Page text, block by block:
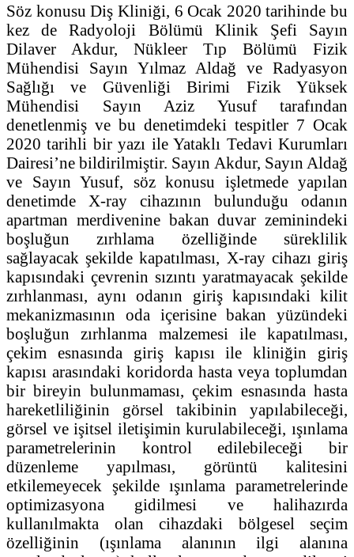
Söz konusu Diş Kliniği, 6 Ocak 2020 tarihinde bu
kez de Radyoloji Bölümü Klinik Şefi Sayın
Dilaver Akdur, Nükleer Tıp Bölümü Fizik
Mühendisi Sayın Yılmaz Aldağ ve Radyasyon
Sağlığı ve Güvenliği Birimi Fizik Yüksek
Mühendisi Sayın Aziz Yusuf tarafından
denetlenmiş ve bu denetimdeki tespitler 7 Ocak
2020 tarihli bir yazı ile Yataklı Tedavi Kurumları
Dairesi’ne bildirilmiştir. Sayın Akdur, Sayın Aldağ
ve Sayın Yusuf, söz konusu işletmede yapılan
denetimde X-ray cihazının bulunduğu odanın
apartman merdivenine bakan duvar zeminindeki
boşluğun zırhlama özelliğinde süreklilik
sağlayacak şekilde kapatılması, X-ray cihazı giriş
kapısındaki çevrenin sızıntı yaratmayacak şekilde
zırhlanması, aynı odanın giriş kapısındaki kilit
mekanizmasının oda içerisine bakan yüzündeki
boşluğun zırhlanma malzemesi ile kapatılması,
çekim esnasında giriş kapısı ile kliniğin giriş
kapısı arasındaki koridorda hasta veya toplumdan
bir bireyin bulunmaması, çekim esnasında hasta
hareketliliğinin görsel takibinin yapılabileceği,
görsel ve işitsel iletişimin kurulabileceği, ışınlama
parametrelerinin kontrol edilebileceği bir
düzenleme yapılması, görüntü kalitesini
etkilemeyecek şekilde ışınlama parametrelerinde
optimizasyona gidilmesi ve halihazırda
kullanılmakta olan cihazdaki bölgesel seçim
özelliğinin (ışınlama alanının ilgi alanına